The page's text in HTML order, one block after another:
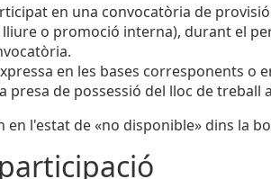
en una convocatòria de
o promoció interna), durant el
en les bases corresponents
presa de possessió del lloc de treball
en l'estat de «no disponible» dins la